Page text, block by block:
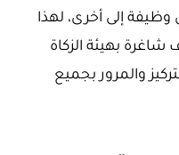
إلى أخرى، لهذا
بهيئة الزكاة
والمرور بجميع